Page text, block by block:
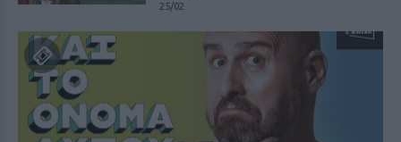
25/02